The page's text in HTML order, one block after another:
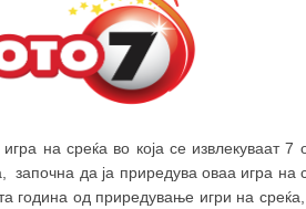
на среќа во која се извлекуваат 7
започна да ја приредува оваа игра на
година од приредување игри на